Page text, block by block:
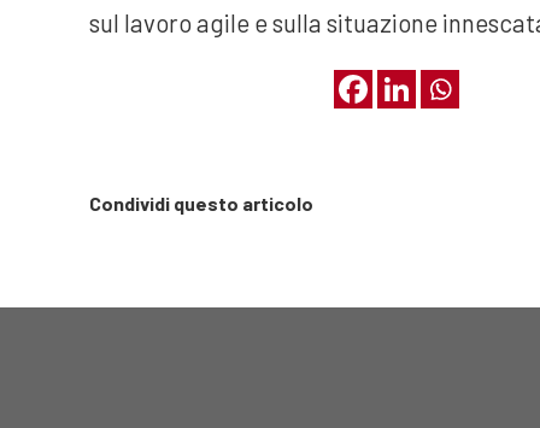
sul lavoro agile e sulla situazione
Condividi questo articolo